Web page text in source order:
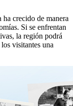
crecido de manera
Si se enfrentan
la región podrá
visitantes una